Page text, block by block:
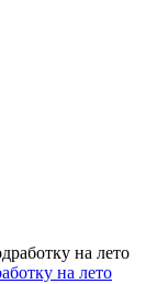
на лето